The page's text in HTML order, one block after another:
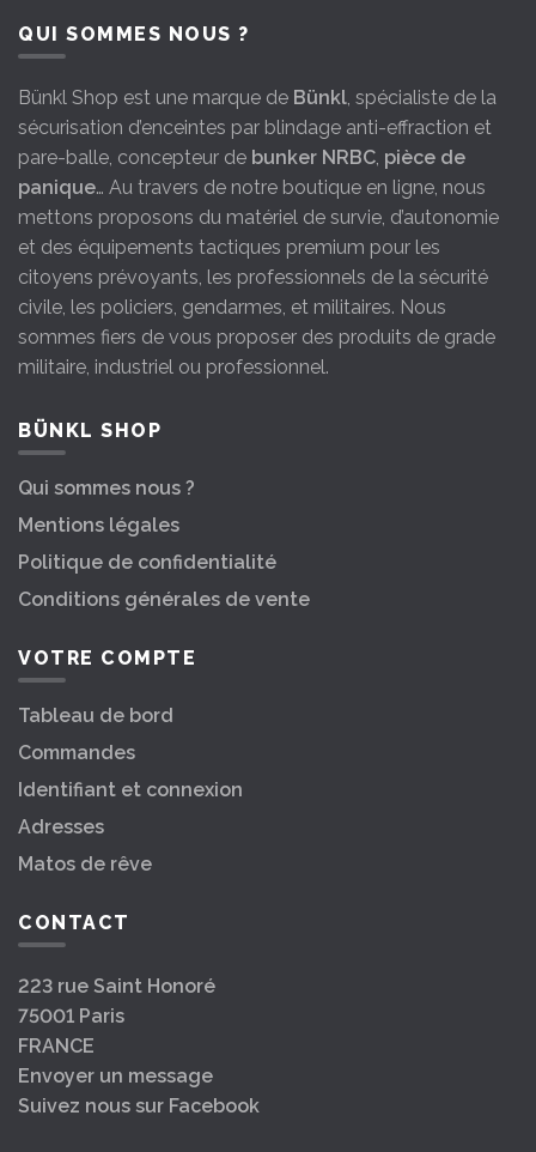
QUI SOMMES NOUS ?
Bünkl Shop est une marque de Bünkl, spécialiste de la
sécurisation d’enceintes par blindage anti-effraction et
pare-balle, concepteur de bunker NRBC, pièce de
panique… Au travers de notre boutique en ligne, nous
mettons proposons du matériel de survie, d’autonomie
et des équipements tactiques premium pour les
citoyens prévoyants, les professionnels de la sécurité
civile, les policiers, gendarmes, et militaires. Nous
sommes fiers de vous proposer des produits de grade
militaire, industriel ou professionnel.
BÜNKL SHOP
Qui sommes nous ?
Mentions légales
Politique de confidentialité
Conditions générales de vente
VOTRE COMPTE
Tableau de bord
Commandes
Identifiant et connexion
Adresses
Matos de rêve
CONTACT
223 rue Saint Honoré
75001 Paris
FRANCE
Envoyer un message
Suivez nous sur Facebook